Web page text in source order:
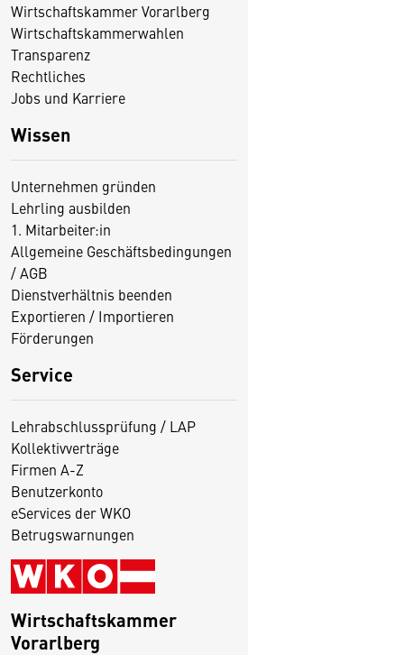
Wirtschaftskammer Vorarlberg
Wirtschaftskammerwahlen
Transparenz
Rechtliches
Jobs und Karriere
Wissen
Unternehmen gründen
Lehrling ausbilden
1. Mitarbeiter:in
Allgemeine Geschäftsbedingungen
/ AGB
Dienstverhältnis beenden
Exportieren / Importieren
Förderungen
Service
Lehrabschlussprüfung / LAP
Kollektivverträge
Firmen A-Z
Benutzerkonto
eServices der WKO
Betrugswarnungen
Wirtschaftskammer
Vorarlberg